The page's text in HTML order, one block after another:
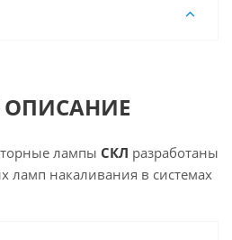
ОПИСАНИЕ
лампы СКЛ разработаны
ламп накаливания в системах